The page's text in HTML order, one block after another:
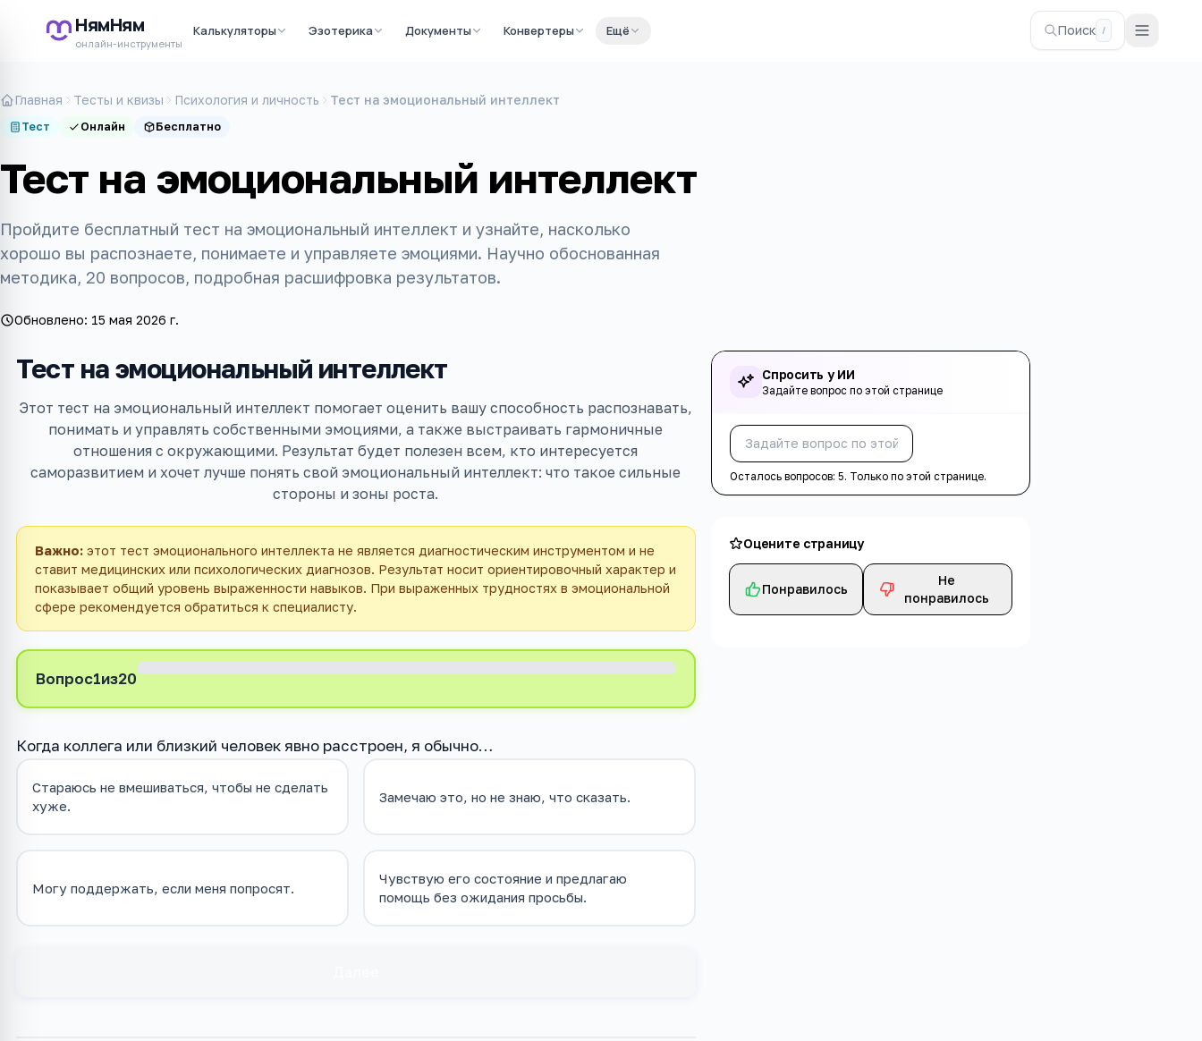
НямНям
онлайн-инструменты
Калькуляторы Эзотерика Документы Конвертеры Ещё Поиск /
Главная Тесты и квизы Психология и личность Тест на эмоциональный интеллект
Тест Онлайн Бесплатно
Тест на эмоциональный интеллект
Пройдите бесплатный тест на эмоциональный интеллект и узнайте, насколько
хорошо вы распознаете, понимаете и управляете эмоциями. Научно обоснованная
методика, 20 вопросов, подробная расшифровка результатов.
Обновлено: 15 мая 2026 г.
Тест на эмоциональный интеллект
Этот тест на эмоциональный интеллект помогает оценить вашу способность распознавать,
понимать и управлять собственными эмоциями, а также выстраивать гармоничные
отношения с окружающими. Результат будет полезен всем, кто интересуется
саморазвитием и хочет лучше понять свой эмоциональный интеллект: что такое сильные
стороны и зоны роста.
Важно:этот тест эмоционального интеллекта не является диагностическим инструментом и не
ставит медицинских или психологических диагнозов. Результат носит ориентировочный характер и
показывает общий уровень выраженности навыков. При выраженных трудностях в эмоциональной
сфере рекомендуется обратиться к специалисту.
Вопрос1из20
Когда коллега или близкий человек явно расстроен, я обычно…
Стараюсь не вмешиваться, чтобы не сделать
хуже.
Замечаю это, но не знаю, что сказать.
Могу поддержать, если меня попросят.
Чувствую его состояние и предлагаю
помощь без ожидания просьбы.
Спросить у ИИ
Задайте вопрос по этой странице
Осталось вопросов:5. Только по этой странице.
Оцените страницу
Понравилось
Не
понравилось